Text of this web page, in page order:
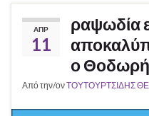
ΑΠΡ
11
ραψωδία
ο
Από την/ονΤΟΥΤΟΥΡΤΣΙΔΗΣ